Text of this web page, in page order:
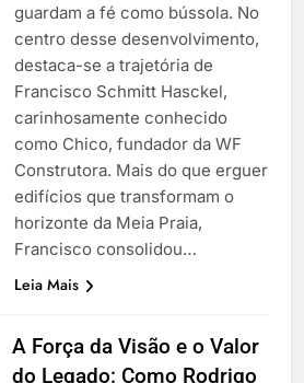
guardam a fé como bússola. No
centro desse desenvolvimento,
destaca-se a trajetória de
Francisco Schmitt Hasckel,
carinhosamente conhecido
como Chico, fundador da WF
Construtora. Mais do que erguer
edifícios que transformam o
horizonte da Meia Praia,
Francisco consolidou…
Leia Mais
A Força da Visão e o Valor
do Legado: Como Rodrigo